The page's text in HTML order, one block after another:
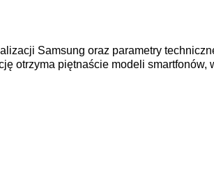
Samsung oraz parametry
otrzyma piętnaście modeli smartfonów,